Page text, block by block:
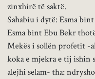
zinxhirë të saktë.
Sahabiu i dytë: Esma
Esma bint Ebu Bekr
Mekës i sollën profetit -
koka e mjekra e tij ishin
alejhi selam- tha: